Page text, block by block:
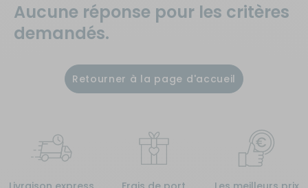
Aucune réponse pour les critères
demandés.
Retourner à la page d'accueil